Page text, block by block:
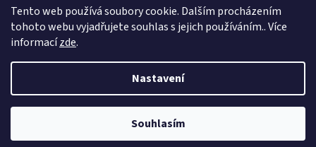
Tento web používá soubory cookie. Dalším procházením
tohoto webu vyjadřujete souhlas s jejich používáním.. Více
informacízde.
Nastavení
Souhlasím
info@ babybebare.cz
Facebook
babybebare
Vytvořil Shoptet
BabyBeBare. Všechna práva vyhrazena.